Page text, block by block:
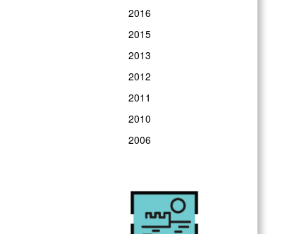
2016
2015
2013
2012
2011
2010
2006